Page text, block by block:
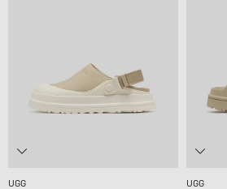
UGG
UGG